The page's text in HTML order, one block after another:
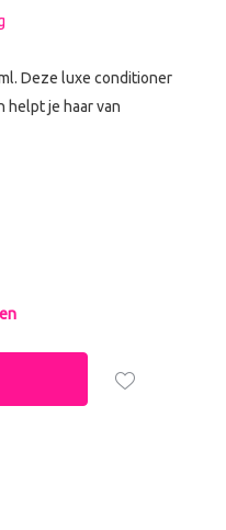
Deze luxe conditioner
helpt je haar van